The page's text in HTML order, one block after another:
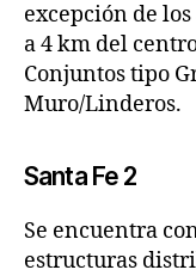
excepción de
a 4 km del
Conjuntos tipo
Muro/Linderos.
Santa Fe 2
Se encuentra
estructuras